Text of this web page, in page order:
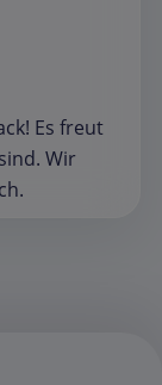
Es freut
Wir